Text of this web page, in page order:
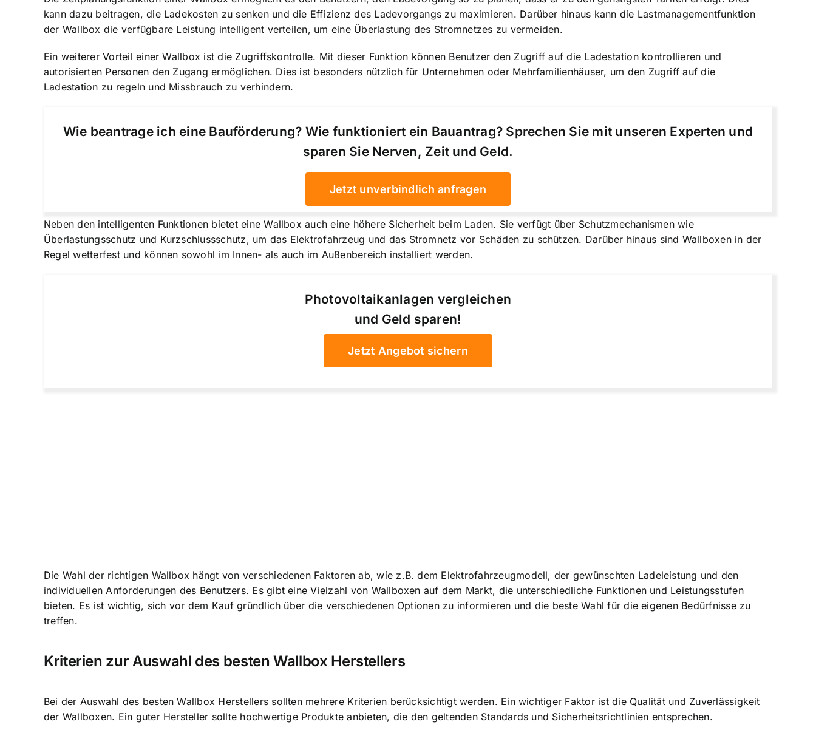
kann dazu beitragen, die Ladekosten zu senken und die Effizienz des Ladevorgangs zu maximieren. Darüber hinaus kann die Lastmanagementfunktion
der Wallbox die verfügbare Leistung intelligent verteilen, um eine Überlastung des Stromnetzes zu vermeiden.
Ein weiterer Vorteil einer Wallbox ist die Zugriffskontrolle. Mit dieser Funktion können Benutzer den Zugriff auf die Ladestation kontrollieren und
autorisierten Personen den Zugang ermöglichen. Dies ist besonders nützlich für Unternehmen oder Mehrfamilienhäuser, um den Zugriff auf die
Ladestation zu regeln und Missbrauch zu verhindern.
Wie beantrage ich eine Bauförderung? Wie funktioniert ein Bauantrag? Sprechen Sie mit unseren Experten und
sparen Sie Nerven, Zeit und Geld.
Jetzt unverbindlich anfragen
Neben den intelligenten Funktionen bietet eine Wallbox auch eine höhere Sicherheit beim Laden. Sie verfügt über Schutzmechanismen wie
Überlastungsschutz und Kurzschlussschutz, um das Elektrofahrzeug und das Stromnetz vor Schäden zu schützen. Darüber hinaus sind Wallboxen in der
Regel wetterfest und können sowohl im Innen- als auch im Außenbereich installiert werden.
Photovoltaikanlagen vergleichen
und Geld sparen!
Jetzt Angebot sichern
Die Wahl der richtigen Wallbox hängt von verschiedenen Faktoren ab, wie z.B. dem Elektrofahrzeugmodell, der gewünschten Ladeleistung und den
individuellen Anforderungen des Benutzers. Es gibt eine Vielzahl von Wallboxen auf dem Markt, die unterschiedliche Funktionen und Leistungsstufen
bieten. Es ist wichtig, sich vor dem Kauf gründlich über die verschiedenen Optionen zu informieren und die beste Wahl für die eigenen Bedürfnisse zu
treffen.
Kriterien zur Auswahl des besten Wallbox Herstellers
Bei der Auswahl des besten Wallbox Herstellers sollten mehrere Kriterien berücksichtigt werden. Ein wichtiger Faktor ist die Qualität und Zuverlässigkeit
der Wallboxen. Ein guter Hersteller sollte hochwertige Produkte anbieten, die den geltenden Standards und Sicherheitsrichtlinien entsprechen.